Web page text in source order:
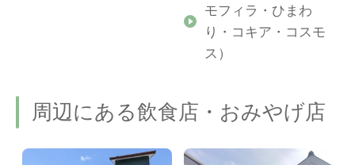
モフィラ・ひまわ
り・コキア・コスモ
ス）
周辺にある飲食店・おみやげ店